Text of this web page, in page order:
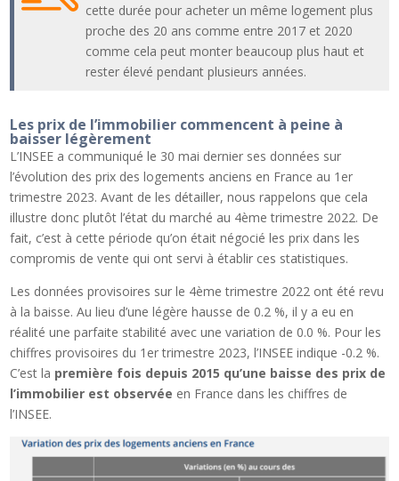
cette durée pour acheter un même logement plus
proche des 20 ans comme entre 2017 et 2020
comme cela peut monter beaucoup plus haut et
rester élevé pendant plusieurs années.
Les prix de l’immobilier commencent à peine à
baisser légèrement
L’INSEE a communiqué le 30 mai dernier ses données sur
l’évolution des prix des logements anciens en France au 1er
trimestre 2023. Avant de les détailler, nous rappelons que cela
illustre donc plutôt l’état du marché au 4ème trimestre 2022. De
fait, c’est à cette période qu’on était négocié les prix dans les
compromis de vente qui ont servi à établir ces statistiques.
Les données provisoires sur le 4ème trimestre 2022 ont été revu
à la baisse. Au lieu d’une légère hausse de 0.2 %, il y a eu en
réalité une parfaite stabilité avec une variation de 0.0 %. Pour les
chiffres provisoires du 1er trimestre 2023, l’INSEE indique -0.2 %.
C’est la première fois depuis 2015 qu’une baisse des prix de
l’immobilier est observée en France dans les chiffres de
l’INSEE.